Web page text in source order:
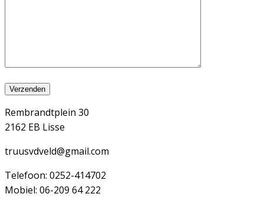
Rembrandtplein 30
2162 EB Lisse
truusvdveld@gmail.com
Telefoon: 0252-414702
Mobiel: 06-209 64 222